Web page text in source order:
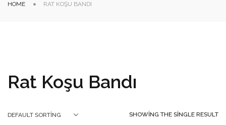
HOME RAT KOŞU BANDI
Rat Koşu Bandı
SHOWING THE SINGLE RESULT
DEFAULT SORTING